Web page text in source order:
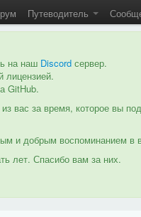
Путеводитель
на наш Discord сервер.
лицензией.
GitHub.
вас за время, которое вы
и добрым воспоминанием
лет. Спасибо вам за них.